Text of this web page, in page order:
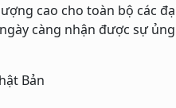
cao cho toàn bộ các
càng nhận được sự
Bản